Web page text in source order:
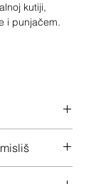
kutiji,
i punjačem.